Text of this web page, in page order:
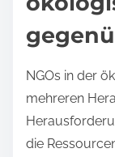
NGOs in der
mehreren
die